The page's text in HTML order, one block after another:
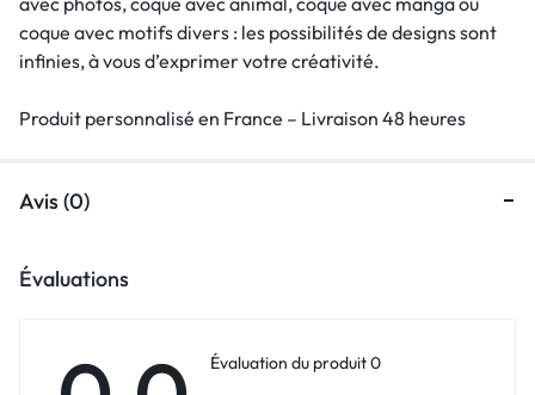
coque avec motifs divers : les possibilités de designs sont
infinies, à vous d’exprimer votre créativité.
Produit personnalisé en France – Livraison 48 heures
Avis (0)
Évaluations
Évaluation du produit 0